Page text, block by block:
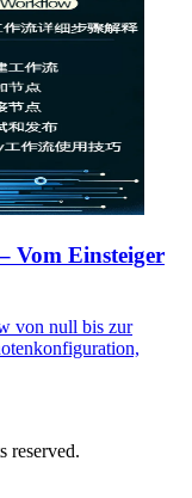
Vom Einsteiger
von null bis zur
reserved.